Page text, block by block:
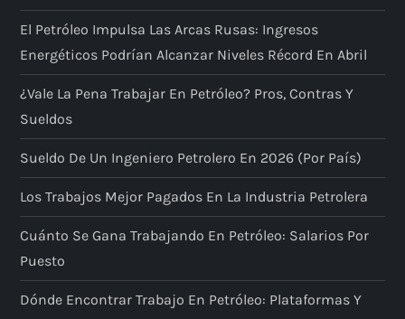
El Petróleo Impulsa Las Arcas Rusas: Ingresos
Energéticos Podrían Alcanzar Niveles Récord En Abril
¿Vale La Pena Trabajar En Petróleo? Pros, Contras Y
Sueldos
Sueldo De Un Ingeniero Petrolero En 2026 (por País)
Los Trabajos Mejor Pagados En La Industria Petrolera
Cuánto Se Gana Trabajando En Petróleo: Salarios Por
Puesto
Dónde Encontrar Trabajo En Petróleo: Plataformas Y